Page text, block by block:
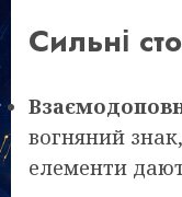
Сильні
вогняний
елементи